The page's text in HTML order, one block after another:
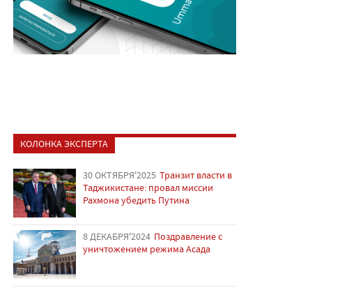
КОЛОНКА ЭКСПЕРТА
30 ОКТЯБРЯ'2025 Транзит власти в
Таджикистане: провал миссии
Рахмона убедить Путина
8 ДЕКАБРЯ'2024 Поздравление с
уничтожением режима Асада